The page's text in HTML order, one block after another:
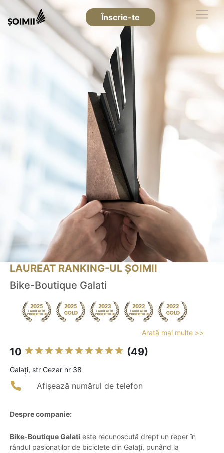
Înscrie-te
LAUREAT RANKING-UL ȘOIMII
Bike-Boutique Galati
Arată mai multe >>
10 (49)
Galaţi, str Cezar nr 38
Afișează numărul de telefon
Despre companie:
Bike-Boutique Galati este recunoscută drept un reper în
rândul pasionaților de biciclete din Galați, punând la